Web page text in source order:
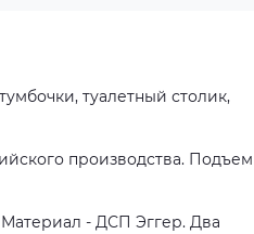
туалетный столик,
производства.
- ДСП Эггер. Два